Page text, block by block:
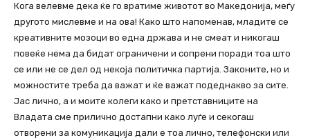
Кога велевме дека ќе го вратиме животот во Македонија, меѓу
другото мислевме и на ова! Како што напоменав, младите се
креативните мозоци во една држава и не смеат и никогаш
повеќе нема да бидат ограничени и сопрени поради тоа што
се или не се дел од некоја политичка партија. Законите, но и
можностите треба да важат и ќе важат подеднакво за сите.
Јас лично, а и моите колеги како и претставниците на
Владата сме прилично достапни како луѓе и секогаш
отворени за комуникација дали е тоа лично, телефонски или